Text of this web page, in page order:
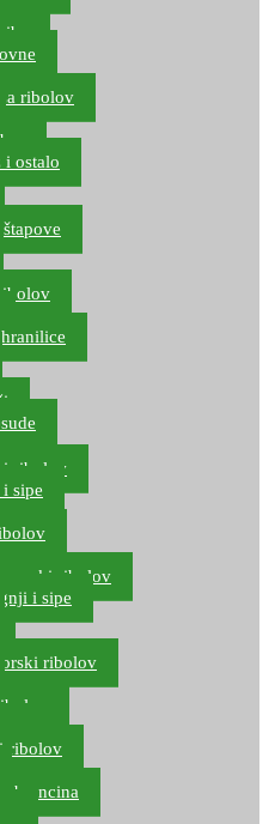
ribolov
ostalo
ribolov
sipe
ribolov
i sipe
ribolov
ribolov
brancina